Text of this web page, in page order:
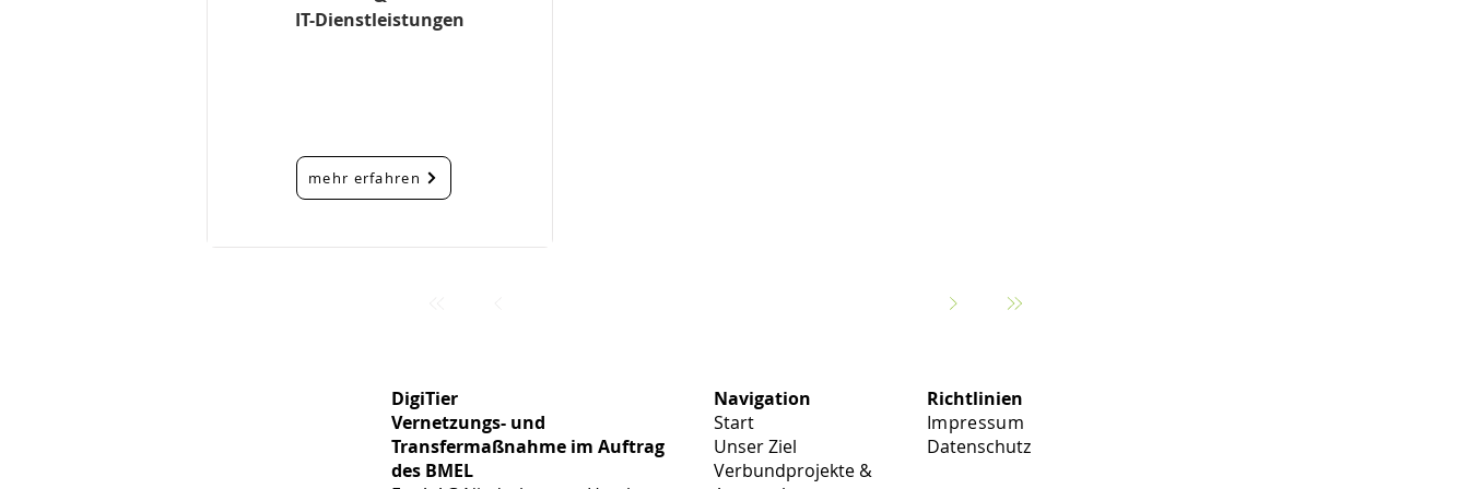
IT-Dienstleistungen
mehr erfahren
DigiTier
Vernetzungs- und
Transfermaßnahme im Auftrag
des BMEL
Navigation
Start
Unser Ziel
Verbundprojekte &
Richtlinien
Impressum
Datenschutz